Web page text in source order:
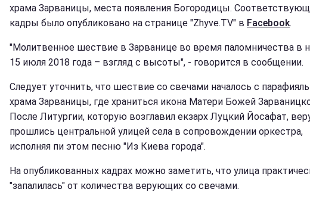
храма Зарваницы, места появления Богородицы.
кадры было опубликовано на странице "Zhyve.TV" в Facebook.
"Молитвенное шествие в Зарванице во время паломничества в
15 июля 2018 года – взгляд с высоты", - говорится в сообщении.
Следует уточнить, что шествие со свечами началось с
храма Зарваницы, где храниться икона Матери Божей
После Литургии, которую возглавил екзарх Луцкий Йосафат,
прошлись центральной улицей села в сопровождении оркестра,
исполняя пи этом песню "Из Киева города".
На опубликованных кадрах можно заметить, что улица
"запалилась" от количества верующих со свечами.